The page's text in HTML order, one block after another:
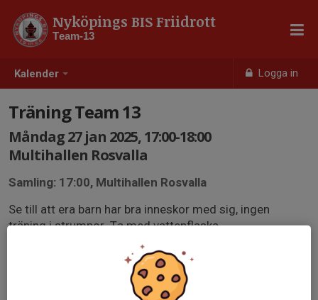
Kalender Logga in
Nyköpings BIS Friidrott
Team-13
Träning Team 13
Måndag 27 jan 2025, 17:00-18:00
Multihallen Rosvalla
Samling: 17:00, Multihallen Rosvalla
Se till att era barn har bra inneskor med sig, ingen
träning i strumpor. Ta med vattenflaska.